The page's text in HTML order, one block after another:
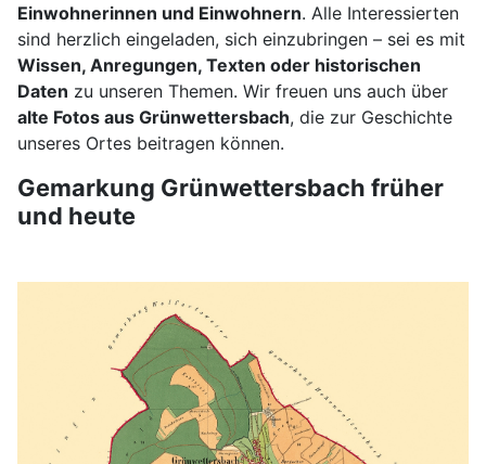
Einwohnerinnen und Einwohnern. Alle Interessierten
sind herzlich eingeladen, sich einzubringen – sei es mit
Wissen, Anregungen, Texten oder historischen
Daten zu unseren Themen. Wir freuen uns auch über
alte Fotos aus Grünwettersbach, die zur Geschichte
unseres Ortes beitragen können.
Gemarkung Grünwettersbach früher
und heute